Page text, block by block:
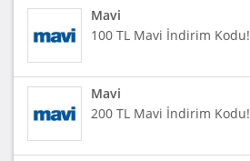
Mavi
100 TL Mavi İndirim Kodu!
Mavi
200 TL Mavi İndirim Kodu!